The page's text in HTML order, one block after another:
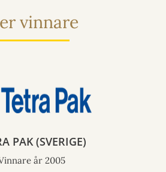
vinnare
PAK (SVERIGE)
år 2005